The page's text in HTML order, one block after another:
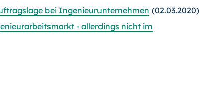
bei Ingenieurunternehmen (02.03.2020)
- allerdings nicht im